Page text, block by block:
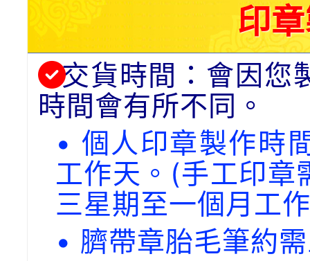
印
交貨時間：會因您
時間會有所不同。
• 個人印章製作時
工作天。(手工印章
三星期至一個月工
• 臍帶章胎毛筆約